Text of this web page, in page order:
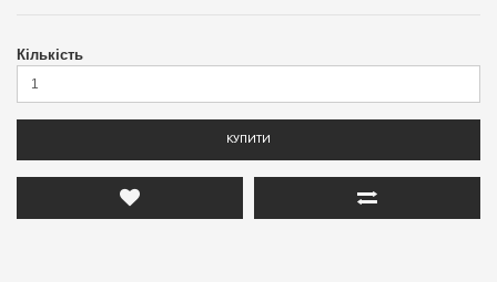
Кількість
КУПИТИ